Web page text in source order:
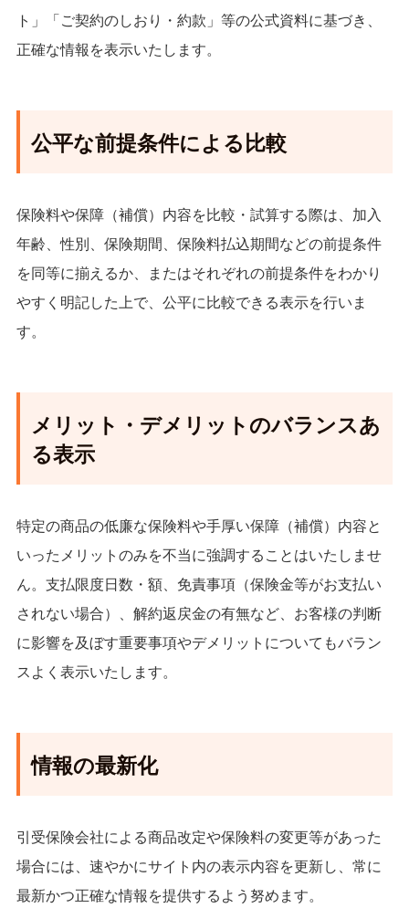
ト」「ご契約のしおり・約款」等の公式資料に基づき、
正確な情報を表示いたします。
公平な前提条件による比較
保険料や保障（補償）内容を比較・試算する際は、加入
年齢、性別、保険期間、保険料払込期間などの前提条件
を同等に揃えるか、またはそれぞれの前提条件をわかり
やすく明記した上で、公平に比較できる表示を行いま
す。
メリット・デメリットのバランスあ
る表示
特定の商品の低廉な保険料や手厚い保障（補償）内容と
いったメリットのみを不当に強調することはいたしませ
ん。支払限度日数・額、免責事項（保険金等がお支払い
されない場合）、解約返戻金の有無など、お客様の判断
に影響を及ぼす重要事項やデメリットについてもバラン
スよく表示いたします。
情報の最新化
引受保険会社による商品改定や保険料の変更等があった
場合には、速やかにサイト内の表示内容を更新し、常に
最新かつ正確な情報を提供するよう努めます。